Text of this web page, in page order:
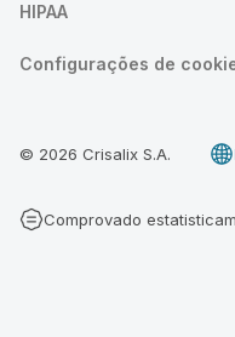
HIPAA
Configurações de
© 2026 Crisalix S.A.
Comprovado